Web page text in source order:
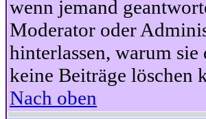
wenn jemand
Moderator oder
hinterlassen, warum
keine Beiträge löschen
Nach oben